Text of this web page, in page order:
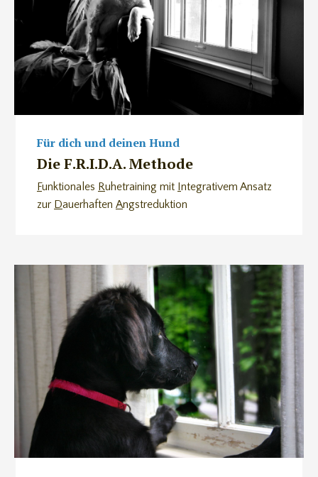
Für dich und deinen Hund
Die F.R.I.D.A. Methode
Funktionales Ruhetraining mit ntegrativem Ansatz
zur Dauerhaften Angstreduktion